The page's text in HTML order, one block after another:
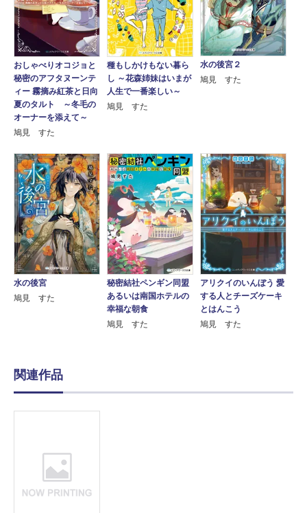
おしゃべりオコジョと
秘密のアフタヌーンテ
ィー 霧摘み紅茶と日向
夏のタルト ～冬毛の
オーナーを添えて～
鳩見 すた
種もしかけもない暮ら
し ～花森姉妹はいまが
人生で一番楽しい～
鳩見 すた
水の後宮２
鳩見 すた
水の後宮
鳩見 すた
秘密結社ペンギン同盟
あるいは南国ホテルの
幸福な朝食
鳩見 すた
アリクイのいんぼう 愛
する人とチーズケーキ
とはんこう
鳩見 すた
関連作品